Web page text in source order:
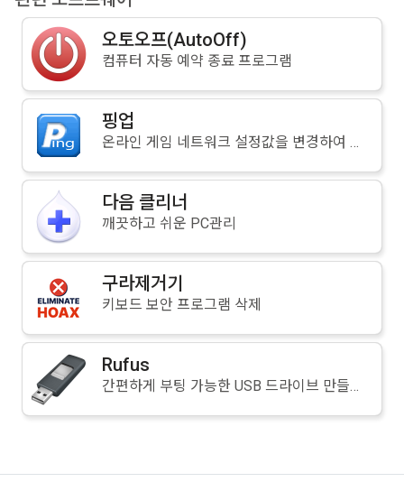
오토오프(AutoOff)
컴퓨터 자동 예약 종료 프로그램
핑업
온라인 게임 네트워크 설정값을 변경하여 컴퓨터 반응속도를 향상시켜주는 프로그램
다음 클리너
깨끗하고 쉬운 PC관리
구라제거기
키보드 보안 프로그램 삭제
Rufus
간편하게 부팅 가능한 USB 드라이브 만들기